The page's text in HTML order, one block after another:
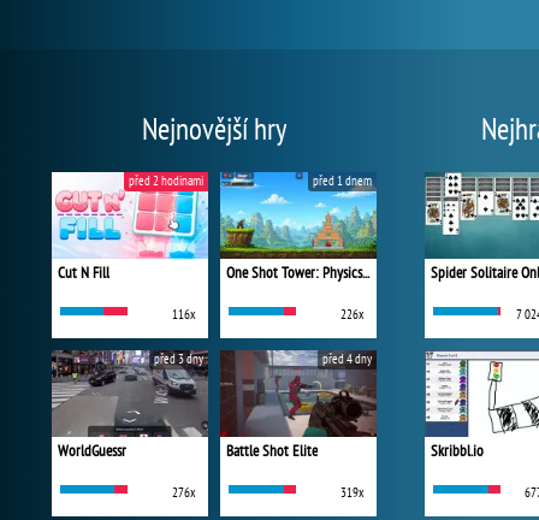
Nejnovější hry
Cut N Fill
116x
před 2 hodinami
One Shot Tower: Physics Destroyer
226x
před 1 dnem
WorldGuessr
276x
před 3 dny
Battle Shot Elite
319x
před 4 dny
Spider Solitaire
7
Skribbl.io